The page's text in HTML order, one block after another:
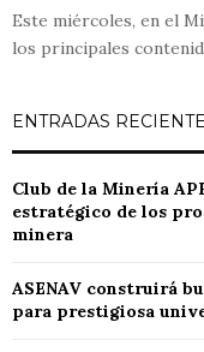
Este miércoles, en el
los principales
ENTRADAS
Club de la Minería
estratégico de los
minera
ASENAV construirá
para prestigiosa